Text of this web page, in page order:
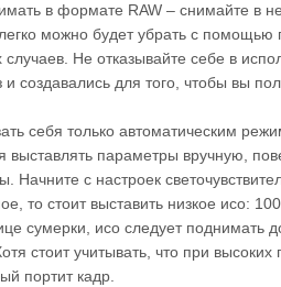
в формате RAW – снимайте в
можно будет убрать с помощью
случаев. Не отказывайте себе в
и создавались для того, чтобы вы
себя только автоматическим
выставлять параметры вручную,
Начните с настроек
то стоит выставить низкое исо:
сумерки, исо следует поднимать
стоит учитывать, что при высоких
портит кадр.